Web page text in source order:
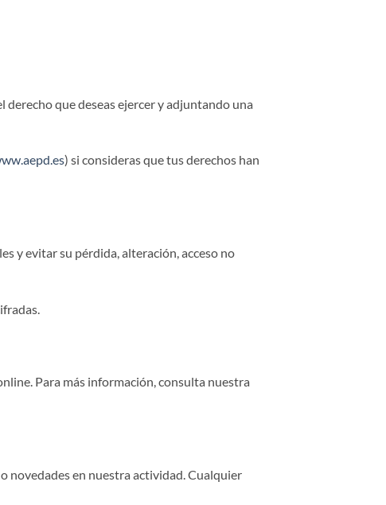
derecho que deseas ejercer y adjuntando una
) si consideras que tus derechos han
y evitar su pérdida, alteración, acceso no
Para más información, consulta nuestra
novedades en nuestra actividad. Cualquier